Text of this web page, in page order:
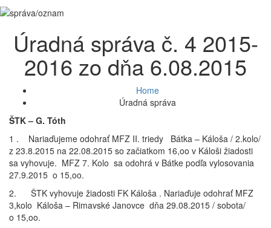
Úradná správa č. 4 2015-
2016 zo dňa 6.08.2015
Home
Úradná správa
ŠTK – G. Tóth
1 . Nariaďujeme odohrať MFZ II. triedy Bátka – Káloša / 2.kolo/
z 23.8.2015 na 22.08.2015 so začiatkom 16,oo v Káloši žiadosti
sa vyhovuje. MFZ 7. Kolo sa odohrá v Bátke podľa vylosovania
27.9.2015 o 15,oo.
2. ŠTK vyhovuje žiadosti FK Káloša . Nariaďuje odohrať MFZ
3,kolo Káloša – Rimavské Janovce dňa 29.08.2015 / sobota/
o 15,oo.